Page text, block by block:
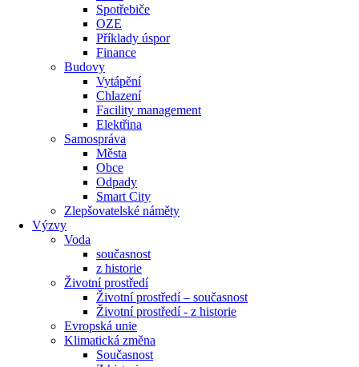
Spotřebiče
OZE
Příklady úspor
Finance
Budovy
Vytápění
Chlazení
Facility management
Elektřina
Samospráva
Města
Obce
Odpady
Smart City
Zlepšovatelské náměty
Výzvy
Voda
současnost
z historie
Životní prostředí
Životní prostředí – současnost
Životní prostředí ​- z historie
Evropská unie
Klimatická změna
Současnost